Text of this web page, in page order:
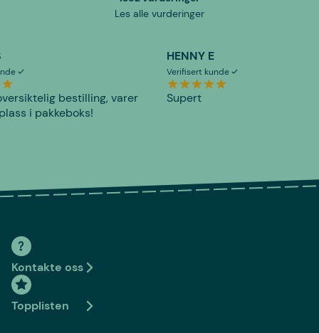
Les alle vurderinger
bestilling, varer
i pakkeboks!
HENNY E
Verifisert kunde
Supert
Kontakte oss
Topplisten